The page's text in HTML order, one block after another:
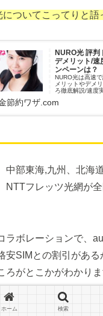
についてこってりと語
NURO光 評判
デメリット/速
ンペーンは？
NURO光は高速
メリットやデメ
ろ徹底解説/速度
口コミ情報も/光
安定ネット環境
節約ワザ.com
中部東海,九州、北海
NTTフレッツ光網が
ラボレーションで、
安SIMとの割引があ
ろがとこかがわかりま
ビスはたくさんあり
ホーム 検索